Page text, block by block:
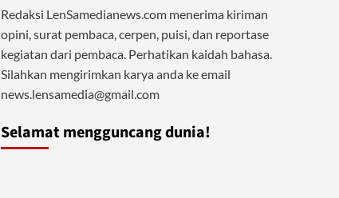
Redaksi LenSamedianews.com menerima kiriman
opini, surat pembaca, cerpen, puisi, dan reportase
kegiatan dari pembaca. Perhatikan kaidah bahasa.
Silahkan mengirimkan karya anda ke email
news.lensamedia@gmail.com
Selamat mengguncang dunia!